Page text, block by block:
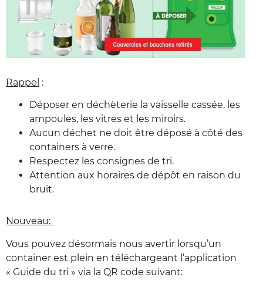
Rappel :
Déposer en déchèterie la vaisselle cassée, les
ampoules, les vitres et les miroirs.
Aucun déchet ne doit être déposé à côté des
containers à verre.
Respectez les consignes de tri.
Attention aux horaires de dépôt en raison du
bruit.
Nouveau:
Vous pouvez désormais nous avertir lorsqu’un
container est plein en téléchargeant l’application
« Guide du tri » via la QR code suivant: